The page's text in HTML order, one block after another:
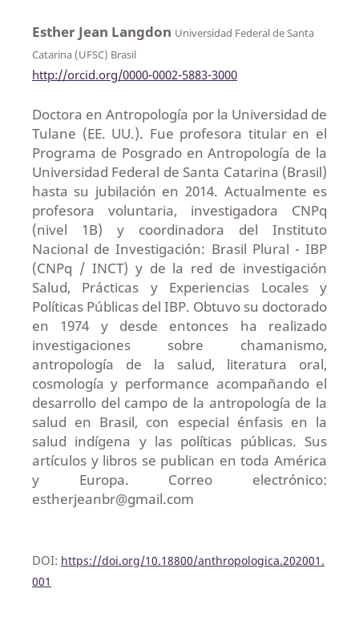
Esther Jean Langdon Universidad Federal de Santa
Catarina (UFSC) Brasil
http://orcid.org/0000-0002-5883-3000
Doctora en Antropología por la Universidad de
Tulane (EE. UU.). Fue profesora titular en el
Programa de Posgrado en Antropología de la
Universidad Federal de Santa Catarina (Brasil)
hasta su jubilación en 2014. Actualmente es
profesora voluntaria, investigadora CNPq
(nivel 1B) y coordinadora del Instituto
Nacional de Investigación: Brasil Plural - IBP
(CNPq / INCT) y de la red de investigación
Salud, Prácticas y Experiencias Locales y
Políticas Públicas del IBP. Obtuvo su doctorado
en 1974 y desde entonces ha realizado
investigaciones sobre chamanismo,
antropología de la salud, literatura oral,
cosmología y performance acompañando el
desarrollo del campo de la antropología de la
salud en Brasil, con especial énfasis en la
salud indígena y las políticas públicas. Sus
artículos y libros se publican en toda América
y Europa. Correo electrónico:
estherjeanbr@gmail.com
DOI: https://doi.org/10.18800/anthropologica.202001.
001